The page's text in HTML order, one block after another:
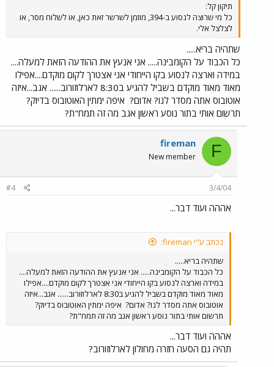
תיקון קל:
כל מי שרוצה לנסוע ב-394, מוזמן לשרשר זאת כאן, או לשלוח מסר, או
לצלצל אלי.
שתהיה בריא.....
כל הכבוד על הקומבינה..... אני אנעץ את ההודעה הזאת למעלה....
במידה וארצה לנסוע בקו הייחודי אני אצטרך לקום מוקדם....אפילו
מאוד מאוד מוקדם בשביל להגיע ב8:30 לארלוזורוב...... אגב...איזה
אוטובוס אתה מסדר לנו? אדום? איפה ימתין האוטובוס בדיוק?
תרשום אותי בתור נוסע ראשון אגב מה זה תמח"ת?
F
fireman
New member
3/4/04
#4
אההה ועוד דבר...
נכתב ע"י fireman:
שתהיה בריא.....
כל הכבוד על הקומבינה..... אני אנעץ את ההודעה הזאת למעלה....
במידה וארצה לנסוע בקו הייחודי אני אצטרך לקום מוקדם....אפילו
מאוד מאוד מוקדם בשביל להגיע ב8:30 לארלוזורוב...... אגב...איזה
אוטובוס אתה מסדר לנו? אדום? איפה ימתין האוטובוס בדיוק?
תרשום אותי בתור נוסע ראשון אגב מה זה תמח"ת?
אההה ועוד דבר...
תהיה גם הסעה חזרה מחולון לארלוזורוב?